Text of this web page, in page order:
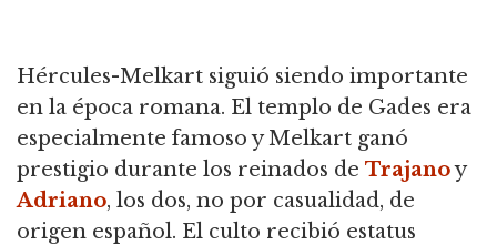
Hércules-Melkart siguió siendo importante
en la época romana. El templo de Gades era
especialmente famoso y Melkart ganó
prestigio durante los reinados de Trajanoy
Adriano, los dos, no por casualidad, de
origen español. El culto recibió estatus